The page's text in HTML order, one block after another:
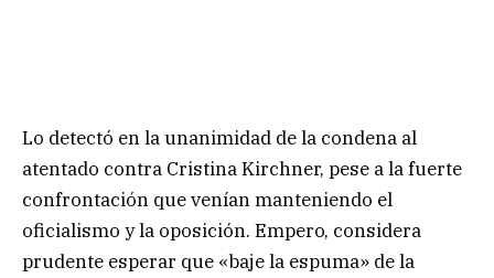
Lo detectó en la unanimidad de la condena al
atentado contra Cristina Kirchner, pese a la fuerte
confrontación que venían manteniendo el
oficialismo y la oposición. Empero, considera
prudente esperar que «baje la espuma» de la